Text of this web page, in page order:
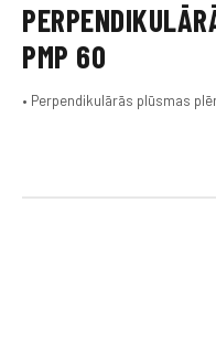
PMP 60
• Perpendikulārās plūsmas